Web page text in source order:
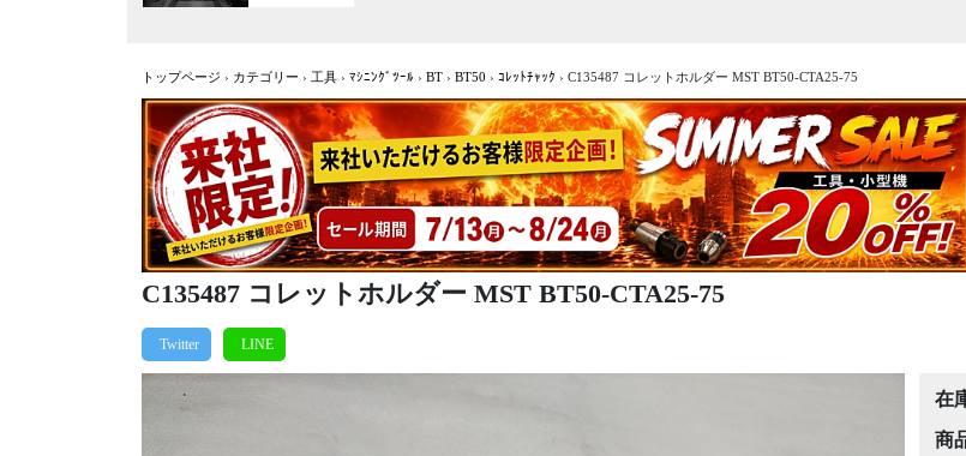
トップページ › カテゴリー › 工具 › ﾏｼﾆﾝｸﾞﾂｰﾙ › BT › BT50 › ｺﾚｯﾄﾁｬｯｸ › C135487 コレットホルダー MST BT50-CTA25-75
C135487 コレットホルダー MST BT50-CTA25-75
在
商